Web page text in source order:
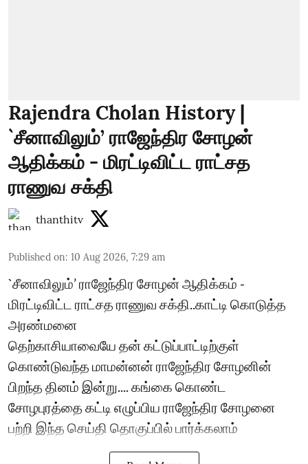
Rajendra Cholan History |
`சீனாவிலும்’ ராஜேந்திர சோழன்
ஆதிக்கம் - மிரட்டிவிட்ட ராட்சத
ராணுவ சக்தி
thanthitv
Published on: 10 Aug 2026, 7:29 am
`சீனாவிலும்’ ராஜேந்திர சோழன் ஆதிக்கம் -
மிரட்டிவிட்ட ராட்சத ராணுவ சக்தி..காட்டி கொடுத்த
அரண்மனை
தெற்காசியாவையே தன் கட்டுப்பாட்டிற்குள்
கொண்டுவந்த மாமன்னன் ராஜேந்திர சோழனின்
பிறந்த தினம் இன்று.... கங்கை கொண்ட
சோழபுரத்தை கட்டி எழுப்பிய ராஜேந்திர சோழனை
பற்றி இந்த செய்தி தொகுப்பில் பார்க்கலாம்